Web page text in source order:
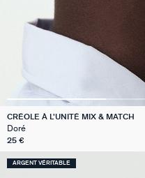
CRÉOLE À L'UNITÉ MIX & MATCH
Doré
25 €
ARGENT VÉRITABLE